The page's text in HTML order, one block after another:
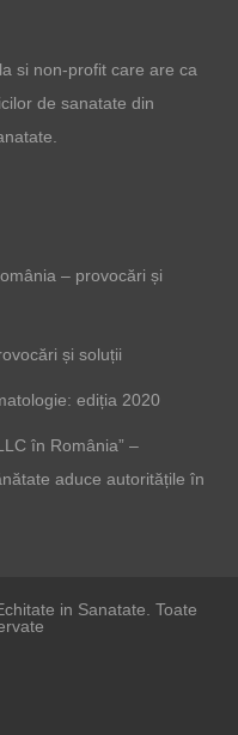
si non-profit care are ca
de sanatate din
– provocări și
și soluții
ediția 2020
în România” –
aduce autoritățile în
in Sanatate. Toate